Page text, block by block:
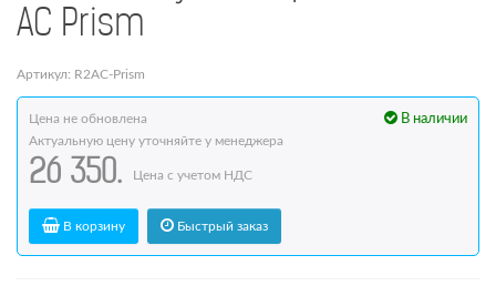
AC Prism
Артикул: R2AC-Prism
В наличии
Цена не обновлена
Актуальную цену уточняйте у менеджера
26 350. Цена с учетом НДС
В корзину Быстрый заказ